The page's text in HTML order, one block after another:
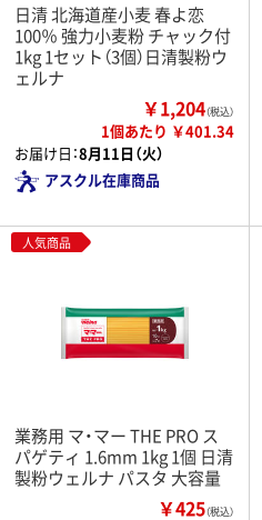
日清 北海道産小麦 春よ恋
100％ 強力小麦粉 チャック付
1kg 1セット（3個）日清製粉ウ
ェルナ
￥1,204（税込）
1個あたり ￥401.34
お届け日：8月11日（火）
アスクル在庫商品
人気商品
業務用 マ・マー THE PRO ス
パゲティ 1.6mm 1kg 1個 日清
製粉ウェルナ パスタ 大容量
￥425（税込）